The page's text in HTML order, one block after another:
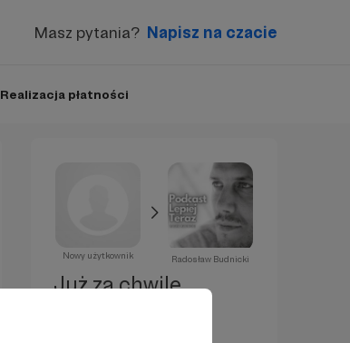
Masz pytania? Napisz na czacie
Realizacja płatności
Nowy użytkownik Radosław Budnicki
Już za chwilę